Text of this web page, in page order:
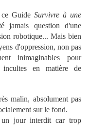
ce GuideSurvivre à une
jamais question d'une
robotique... Mais bien
d'oppression, non pas
inimaginables pour
incultes en matière de
malin, absolument pas
sur le fond.
jour interdit car trop